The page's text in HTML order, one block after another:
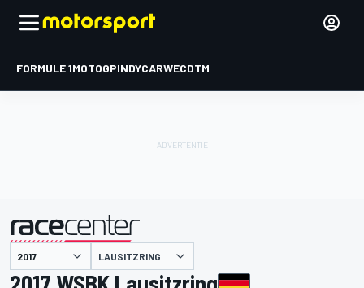
FORMULE 1MOTOGPINDYCARWECDTM
gepresenteerd door LAUSITZRING